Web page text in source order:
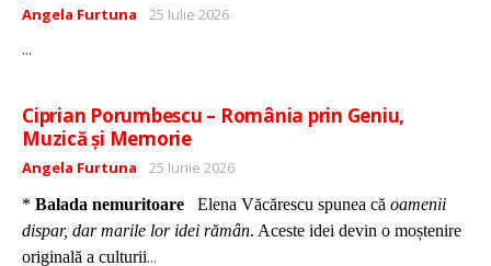
Detalii
Angela Furtuna 25 Iulie 2026
...
Ciprian Porumbescu – România prin Geniu,
Muzică și Memorie
Detalii
Angela Furtuna 25 Iunie 2026
* Balada nemuritoare Elena Văcărescu spunea că oamenii
dispar, dar marile lor idei rămân. Aceste idei devin o moștenire
originală a culturii...